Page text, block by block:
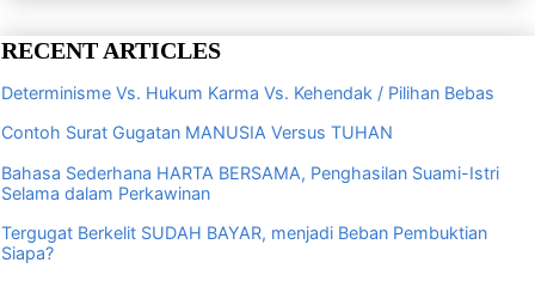
RECENT ARTICLES
Determinisme Vs. Hukum Karma Vs. Kehendak / Pilihan Bebas
Contoh Surat Gugatan MANUSIA Versus TUHAN
Bahasa Sederhana HARTA BERSAMA, Penghasilan Suami-Istri
Selama dalam Perkawinan
Tergugat Berkelit SUDAH BAYAR, menjadi Beban Pembuktian
Siapa?